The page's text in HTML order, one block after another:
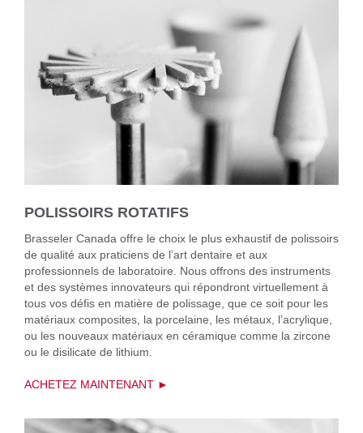
POLISSOIRS ROTATIFS
Brasseler Canada offre le choix le plus exhaustif de polissoirs
de qualité aux praticiens de l’art dentaire et aux
professionnels de laboratoire. Nous offrons des instruments
et des systèmes innovateurs qui répondront virtuellement à
tous vos défis en matière de polissage, que ce soit pour les
matériaux composites, la porcelaine, les métaux, l’acrylique,
ou les nouveaux matériaux en céramique comme la zircone
ou le disilicate de lithium.
ACHETEZ MAINTENANT ►